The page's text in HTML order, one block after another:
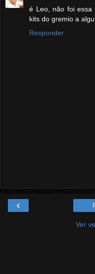
é Leo, não foi essa
kits do gremio a
Responder
‹
Ver